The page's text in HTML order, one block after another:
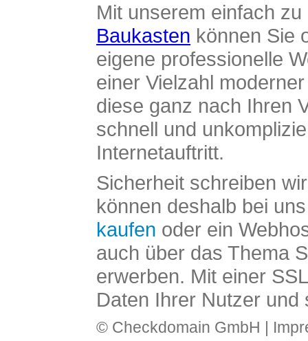
Mit unserem einfach
Baukasten können Sie
eigene professionelle
einer Vielzahl
diese ganz nach Ihren
schnell und
Internetauftritt.
Sicherheit schreiben
können deshalb bei
kaufen oder ein
auch über das Thema
erwerben. Mit einer
Daten Ihrer Nutzer und
© Checkdomain GmbH |